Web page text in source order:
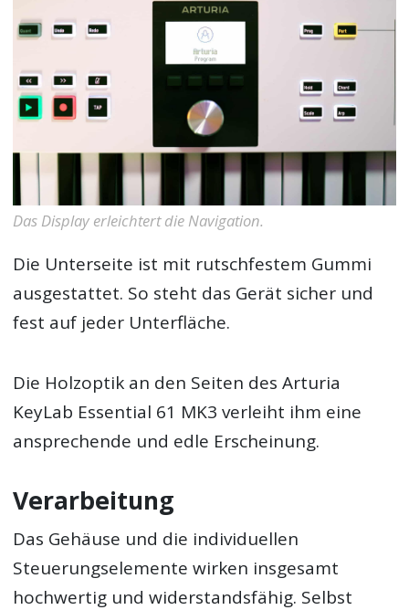
Das Display erleichtert die Navigation.
Die Unterseite ist mit rutschfestem Gummi
ausgestattet. So steht das Gerät sicher und
fest auf jeder Unterfläche.
Die Holzoptik an den Seiten des Arturia
KeyLab Essential 61 MK3 verleiht ihm eine
ansprechende und edle Erscheinung.
Verarbeitung
Das Gehäuse und die individuellen
Steuerungselemente wirken insgesamt
hochwertig und widerstandsfähig. Selbst